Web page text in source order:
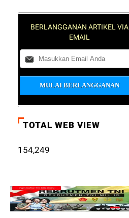
BERLANGGANAN ARTIKEL VIA
EMAIL
TOTAL WEB VIEW
154,249